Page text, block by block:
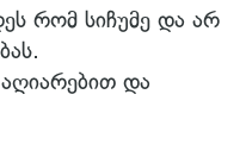
რომ სიჩუმე და არ
და